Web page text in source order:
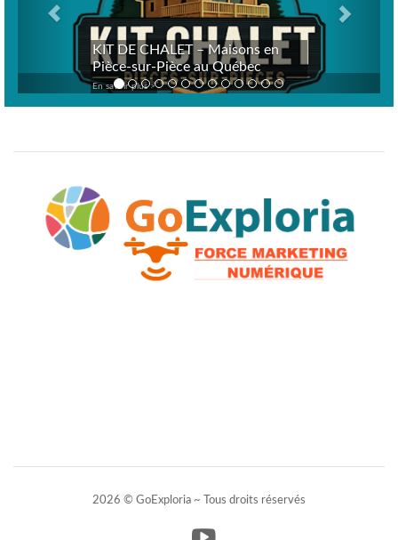
KIT DE CHALET – Maisons en
Pièce-sur-Pièce au Québec
En savoir plus >
2026 © GoExploria ~ Tous droits réservés